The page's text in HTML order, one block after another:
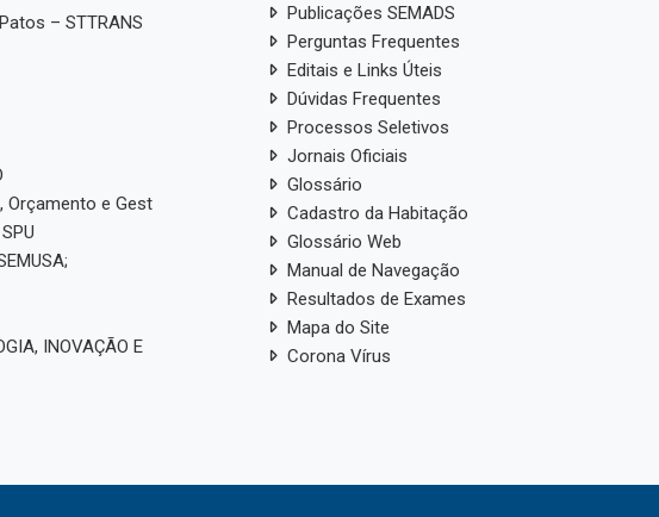
– STTRANS
Orçamento e Gest
INOVAÇÃO E
Publicações SEMADS
Perguntas Frequentes
Editais e Links Úteis
Dúvidas Frequentes
Processos Seletivos
Jornais Oficiais
Glossário
Cadastro da Habitação
Glossário Web
Manual de Navegação
Resultados de Exames
Mapa do Site
Corona Vírus